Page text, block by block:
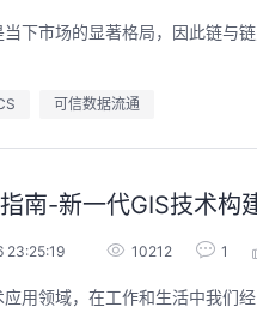
下市场的显著格局，因此链与
可信数据流通
南-新一代GIS技术构
23:25:19 10212 1
用领域，在工作和生活中我们
华为云码道6月产品新特性，从S
交付一个完整项目，让您体验